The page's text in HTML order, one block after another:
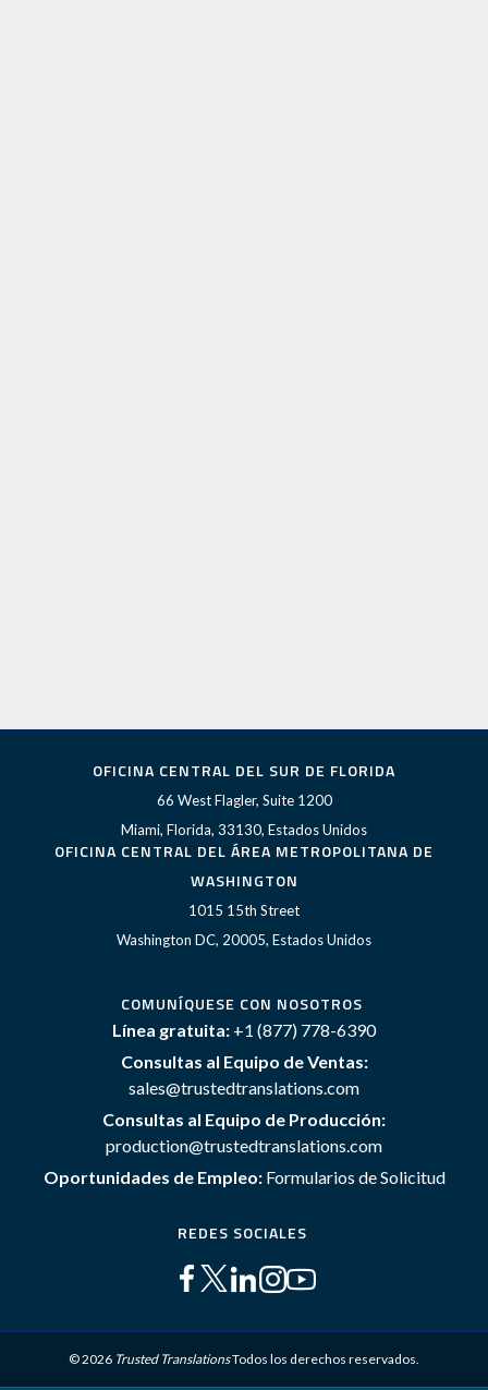
OFICINA CENTRAL DEL SUR DE FLORIDA
66 West Flagler, Suite 1200
Miami, Florida, 33130, Estados Unidos
OFICINA CENTRAL DEL ÁREA METROPOLITANA DE
WASHINGTON
1015 15th Street
Washington DC, 20005, Estados Unidos
COMUNÍQUESE CON NOSOTROS
Línea gratuita: +1 (877) 778-6390
Consultas al Equipo de Ventas:
sales@trustedtranslations.com
Consultas al Equipo de Producción:
production@trustedtranslations.com
Oportunidades de Empleo: Formularios de Solicitud
REDES SOCIALES
© 2026 Trusted TranslationsTodos los derechos reservados.